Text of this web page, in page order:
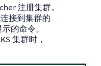
注册集群。
接到集群的
的命令。
集群时，